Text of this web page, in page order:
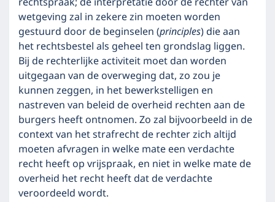
wetgeving zal in zekere zin moeten worden
gestuurd door de beginselen (principles) die aan
het rechtsbestel als geheel ten grondslag liggen.
Bij de rechterlijke activiteit moet dan worden
uitgegaan van de overweging dat, zo zou je
kunnen zeggen, in het bewerkstelligen en
nastreven van beleid de overheid rechten aan de
burgers heeft ontnomen. Zo zal bijvoorbeeld in de
context van het strafrecht de rechter zich altijd
moeten afvragen in welke mate een verdachte
recht heeft op vrijspraak, en niet in welke mate de
overheid het recht heeft dat de verdachte
veroordeeld wordt.